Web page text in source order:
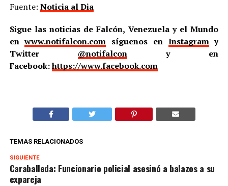
Fuente: Noticia al Dia
Sigue las noticias de Falcón, Venezuela y el Mundo
enwww.notifalcon.com síguenos en Instagramy
Twitter @notifalcony en
Facebook:https://www.facebook.com
TEMAS RELACIONADOS
SIGUIENTE
Caraballeda: Funcionario policial asesinó a balazos a su
expareja